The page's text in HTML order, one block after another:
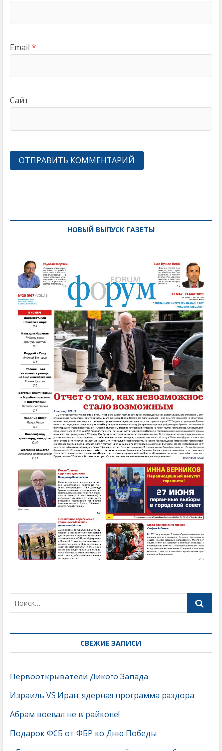
Email *
Сайт
записямНОВЫЙ ВЫПУСК ГАЗЕТЫ
СВЕЖИЕ ЗАПИСИ
Первооткрыватели Дикого Запада
Израиль VS Иран: ядерная программа раздора
Абрам воевал не в райкопе!
Подарок ФСБ от ФБР ко Дню Победы